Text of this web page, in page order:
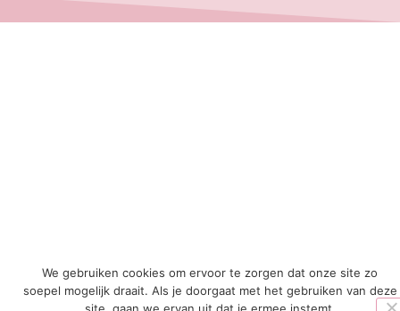
We gebruiken cookies om ervoor te zorgen dat onze site zo
soepel mogelijk draait. Als je doorgaat met het gebruiken van deze